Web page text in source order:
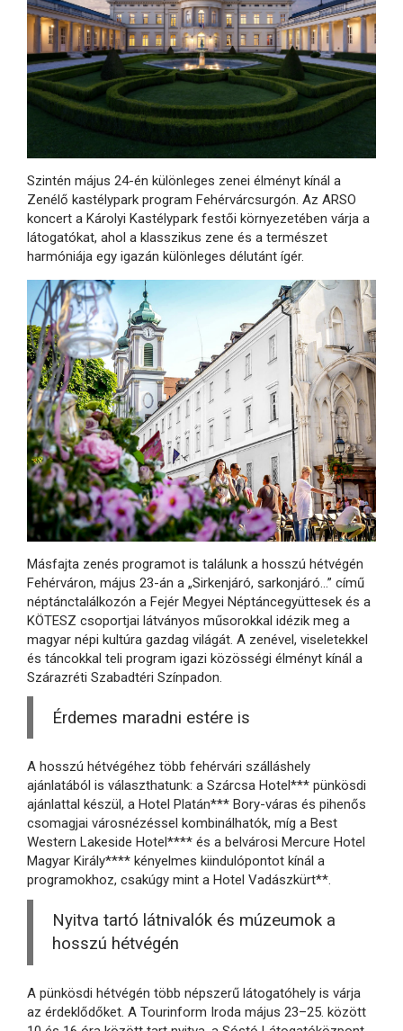
Szintén május 24-én különleges zenei élményt kínál a
Zenélő kastélypark program Fehérvárcsurgón. Az ARSO
koncert a Károlyi Kastélypark festői környezetében várja a
látogatókat, ahol a klasszikus zene és a természet
harmóniája egy igazán különleges délutánt ígér.
Másfajta zenés programot is találunk a hosszú hétvégén
Fehérváron, május 23-án a „Sirkenjáró, sarkonjáró...” című
néptánctalálkozón a Fejér Megyei Néptáncegyüttesek és a
KÖTESZ csoportjai látványos műsorokkal idézik meg a
magyar népi kultúra gazdag világát. A zenével, viseletekkel
és táncokkal teli program igazi közösségi élményt kínál a
Szárazréti Szabadtéri Színpadon.
Érdemes maradni estére is
A hosszú hétvégéhez több fehérvári szálláshely
ajánlatából is választhatunk: a Szárcsa Hotel*** pünkösdi
ajánlattal készül, a Hotel Platán*** Bory-váras és pihenős
csomagjai városnézéssel kombinálhatók, míg a Best
Western Lakeside Hotel**** és a belvárosi Mercure Hotel
Magyar Király**** kényelmes kiindulópontot kínál a
programokhoz, csakúgy mint a Hotel Vadászkürt**.
Nyitva tartó látnivalók és múzeumok a
hosszú hétvégén
A pünkösdi hétvégén több népszerű látogatóhely is várja
az érdeklődőket. A Tourinform Iroda május 23–25. között